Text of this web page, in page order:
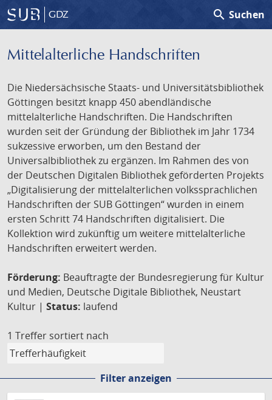
GDZ search Suchen
Mittelalterliche Handschriften
Die Niedersächsische Staats- und Universitätsbibliothek
Göttingen besitzt knapp 450 abendländische
mittelalterliche Handschriften. Die Handschriften
wurden seit der Gründung der Bibliothek im Jahr 1734
sukzessive erworben, um den Bestand der
Universalbibliothek zu ergänzen. Im Rahmen des von
der Deutschen Digitalen Bibliothek geförderten Projekts
„Digitalisierung der mittelalterlichen volkssprachlichen
Handschriften der SUB Göttingen“ wurden in einem
ersten Schritt 74 Handschriften digitalisiert. Die
Kollektion wird zukünftig um weitere mittelalterliche
Handschriften erweitert werden.
Förderung: Beauftragte der Bundesregierung für Kultur
und Medien, Deutsche Digitale Bibliothek, Neustart
Kultur | Status: laufend
1 Treffer sortiert nach
Filter anzeigen